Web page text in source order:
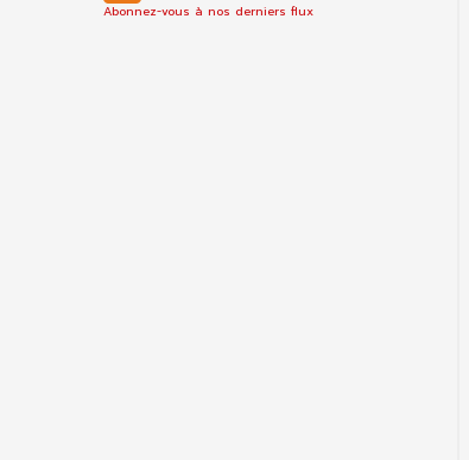
Abonnez-vous à nos derniers flux